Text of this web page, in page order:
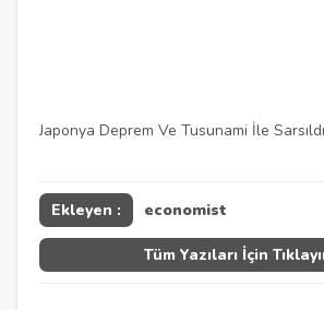
Japonya Deprem Ve Tusunami İle Sarsıldı
Ekleyen : economist
Tüm Yazıları İçin